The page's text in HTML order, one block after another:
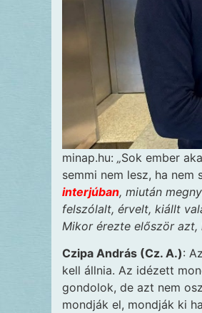
minap.hu: „Sok ember
semmi nem lesz, ha nem
interjúban, miután
felszólalt, érvelt, kiállt
Mikor érezte először
Czipa András (Cz. A.):
kell állnia. Az idézett
gondolok, de azt nem
mondják el, mondják ki